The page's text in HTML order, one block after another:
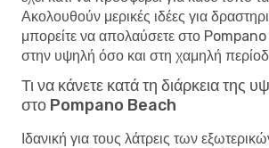
Ακολουθούν μερικές ιδέες για
μπορείτε να απολαύσετε στο
στην υψηλή όσο και στη χαμηλή
Τι να κάνετε κατά τη διάρκεια της
στο Pompano Beach
Ιδανική για τους λάτρεις των